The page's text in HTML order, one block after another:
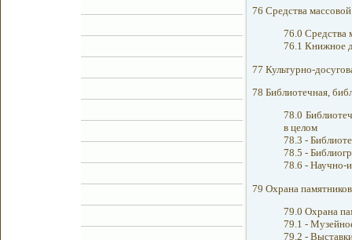
76 Средства
76.0
76.1 Книжное
77 Культурно-
78 Библиотечная,
78.0
в целом
78.3 -
78.5 -
78.6 - Научно-
79 Охрана
79.0 Охрана
79.1 -
79.2 -